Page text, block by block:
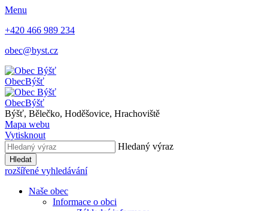
Menu
+420 466 989 234
obec@byst.cz
ObecBýšť
ObecBýšť
Býšť, Bělečko, Hoděšovice, Hrachoviště
Mapa webu
Vytisknout
Hledaný výraz
Hledat
rozšířené vyhledávání
Naše obec
Informace o obci